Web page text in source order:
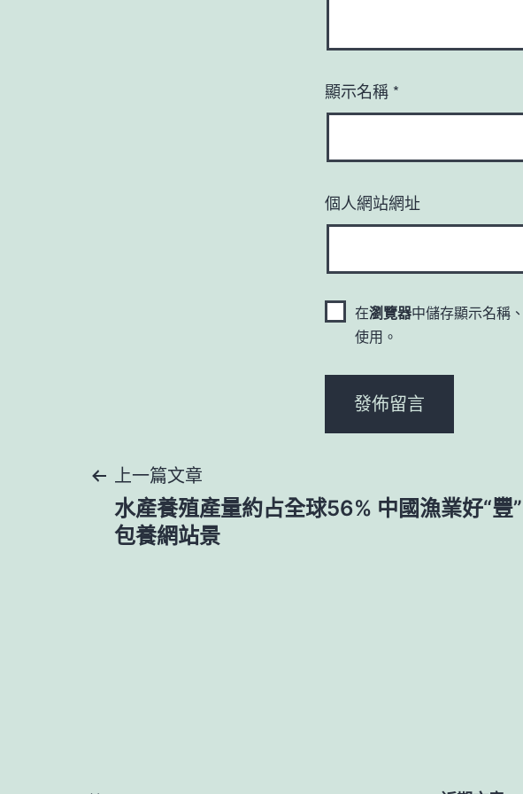
顯示名稱 *
個人網站網址
在瀏覽器中儲存顯示名稱
使用。
文
章
上一篇文章
水產養殖產量約占全球56% 中國漁業好“豐
包養網站景